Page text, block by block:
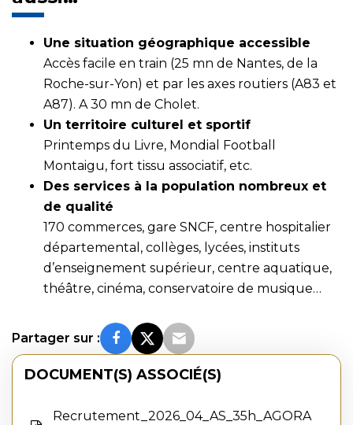
Une situation géographique accessible
Accès facile en train (25 mn de Nantes, de la
Roche-sur-Yon) et par les axes routiers (A83 et
A87). A 30 mn de Cholet.
Un territoire culturel et sportif
Printemps du Livre, Mondial Football
Montaigu, fort tissu associatif, etc.
Des services à la population nombreux et
de qualité
170 commerces, gare SNCF, centre hospitalier
départemental, collèges, lycées, instituts
d’enseignement supérieur, centre aquatique,
théâtre, cinéma, conservatoire de musique…
Partager sur :
DOCUMENT(S) ASSOCIÉ(S)
Recrutement_2026_04_AS_35h_AGORA